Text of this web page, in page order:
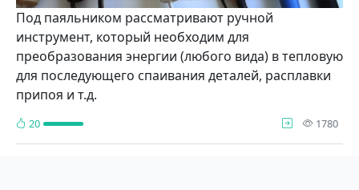
Под паяльником рассматривают ручной
инструмент, который необходим для
преобразования энергии (любого вида) в тепловую
для последующего спаивания деталей, расплавки
припоя и т.д.
20 1780